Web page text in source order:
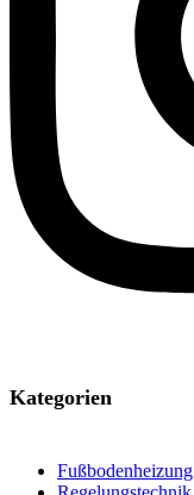
Kategorien
Fußbodenheizung